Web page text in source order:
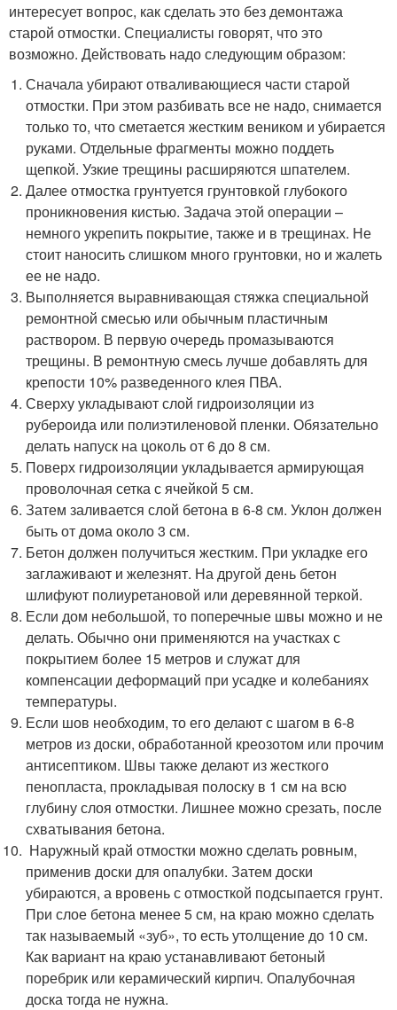
интересует вопрос, как сделать это без демонтажа
старой отмостки. Специалисты говорят, что это
возможно. Действовать надо следующим образом:
Сначала убирают отваливающиеся части старой
отмостки. При этом разбивать все не надо, снимается
только то, что сметается жестким веником и убирается
руками. Отдельные фрагменты можно поддеть
щепкой. Узкие трещины расширяются шпателем.
Далее отмостка грунтуется грунтовкой глубокого
проникновения кистью. Задача этой операции –
немного укрепить покрытие, также и в трещинах. Не
стоит наносить слишком много грунтовки, но и жалеть
ее не надо.
Выполняется выравнивающая стяжка специальной
ремонтной смесью или обычным пластичным
раствором. В первую очередь промазываются
трещины. В ремонтную смесь лучше добавлять для
крепости 10% разведенного клея ПВА.
Сверху укладывают слой гидроизоляции из
рубероида или полиэтиленовой пленки. Обязательно
делать напуск на цоколь от 6 до 8 см.
Поверх гидроизоляции укладывается армирующая
проволочная сетка с ячейкой 5 см.
Затем заливается слой бетона в 6-8 см. Уклон должен
быть от дома около 3 см.
Бетон должен получиться жестким. При укладке его
заглаживают и железнят. На другой день бетон
шлифуют полиуретановой или деревянной теркой.
Если дом небольшой, то поперечные швы можно и не
делать. Обычно они применяются на участках с
покрытием более 15 метров и служат для
компенсации деформаций при усадке и колебаниях
температуры.
Если шов необходим, то его делают с шагом в 6-8
метров из доски, обработанной креозотом или прочим
антисептиком. Швы также делают из жесткого
пенопласта, прокладывая полоску в 1 см на всю
глубину слоя отмостки. Лишнее можно срезать, после
схватывания бетона.
Наружный край отмостки можно сделать ровным,
применив доски для опалубки. Затем доски
убираются, а вровень с отмосткой подсыпается грунт.
При слое бетона менее 5 см, на краю можно сделать
так называемый «зуб», то есть утолщение до 10 см.
Как вариант на краю устанавливают бетоный
поребрик или керамический кирпич. Опалубочная
доска тогда не нужна.